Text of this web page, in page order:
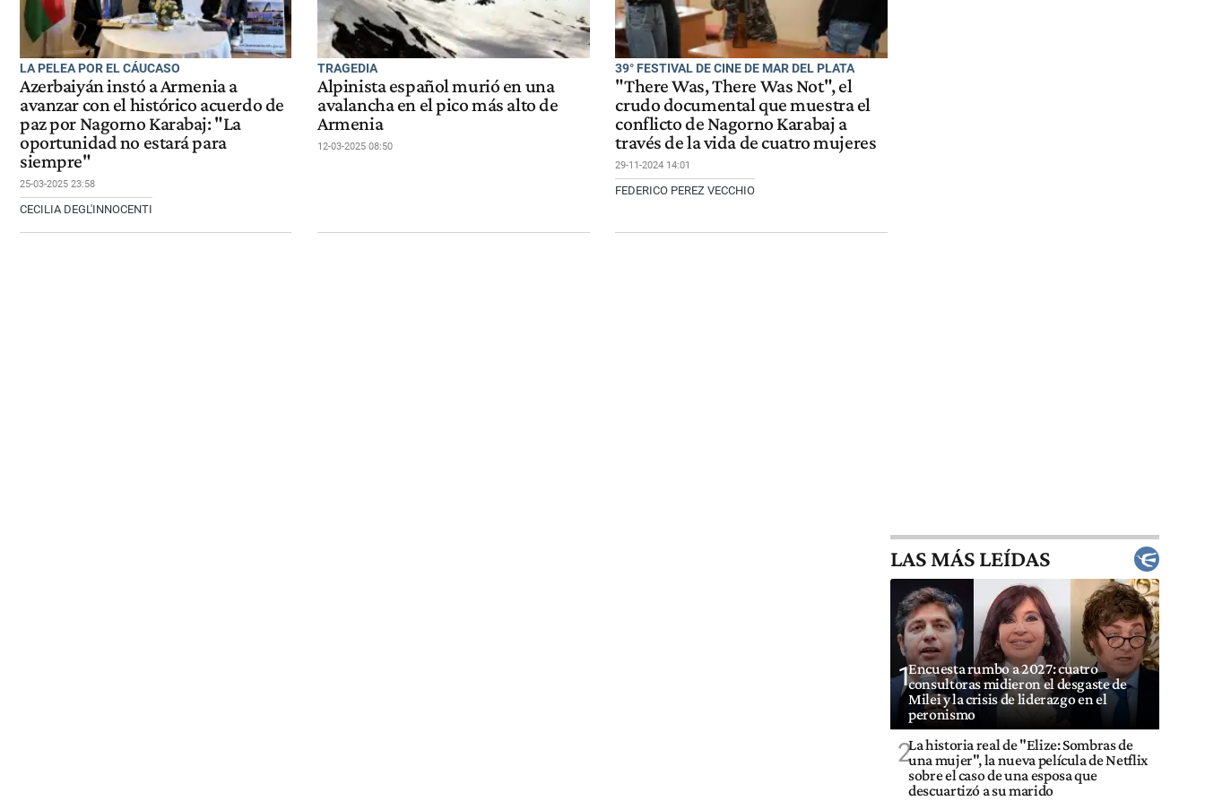
LA PELEA POR EL CÁUCASO
Azerbaiyán instó a Armenia a
avanzar con el histórico acuerdo de
paz por Nagorno Karabaj: "La
oportunidad no estará para
siempre"
25-03-2025 23:58
CECILIA DEGL'INNOCENTI
TRAGEDIA
Alpinista español murió en una
avalancha en el pico más alto de
Armenia
12-03-2025 08:50
39° FESTIVAL DE CINE DE MAR DEL PLATA
"There Was, There Was Not", el
crudo documental que muestra el
conflicto de Nagorno Karabaj a
través de la vida de cuatro mujeres
29-11-2024 14:01
FEDERICO PEREZ VECCHIO
LAS MÁS LEÍDAS
1Encuesta rumbo a 2027: cuatro
consultoras midieron el desgaste de
Milei y la crisis de liderazgo en el
peronismo
2La historia real de "Elize: Sombras de
una mujer", la nueva película de Netflix
sobre el caso de una esposa que
descuartizó a su marido